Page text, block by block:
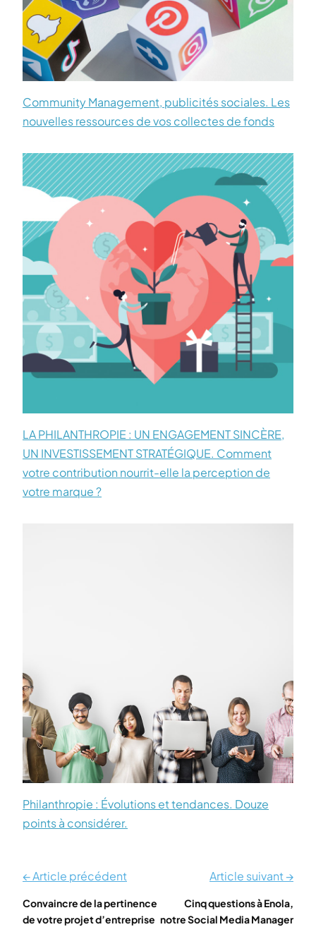
Community Management, publicités sociales. Les
nouvelles ressources de vos collectes de fonds
LA PHILANTHROPIE : UN ENGAGEMENT SINCÈRE,
UN INVESTISSEMENT STRATÉGIQUE. Comment
votre contribution nourrit-elle la perception de
votre marque ?
Philanthropie : Évolutions et tendances. Douze
points à considérer.
← Article précédent
Convaincre de la pertinence
de votre projet d’entreprise
Article suivant →
Cinq questions à Enola,
notre Social Media Manager